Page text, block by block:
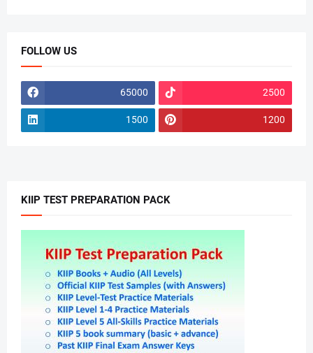
FOLLOW US
65000 2500
1500 1200
KIIP TEST PREPARATION PACK